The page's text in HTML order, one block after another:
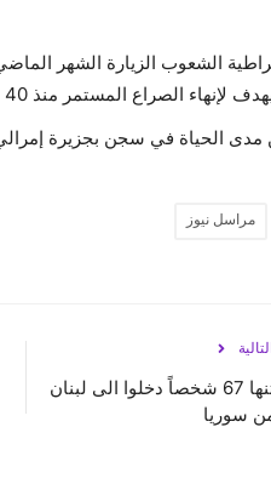
الشعوب الزيارة الشهر
40 عاما بين الدولة وحزب العمال الكردستاني المحظور.
الحياة في سجن بجزيرة إمرالي
مراسل نيوز
توقيف سائق شاحنة على متنها 67 شخصاً دخلوا الى لبنان
سوريا